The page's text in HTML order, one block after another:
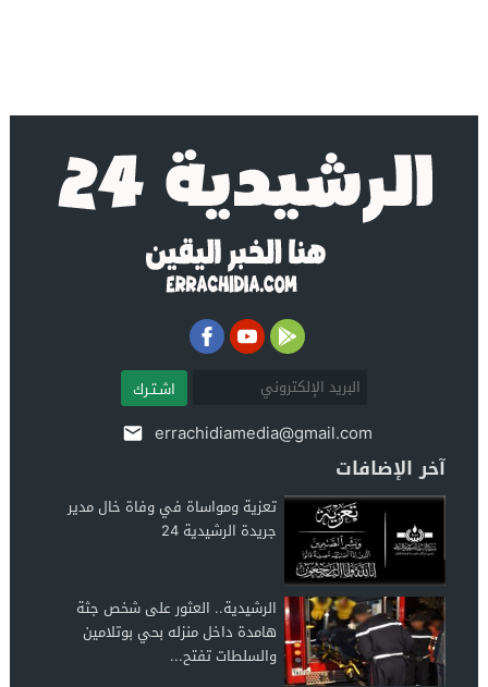
اشـتـرك
errachidiamedia@gmail.com
آخر الإضافات
تعزية ومواساة في وفاة خال مدير
جريدة الرشيدية 24
الرشيدية.. العثور على شخص جثة
هامدة داخل منزله بحي بوتلامين
والسلطات تفتح...